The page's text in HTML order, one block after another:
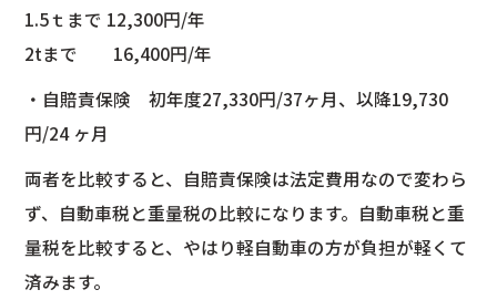
1.5ｔまで 12,300円/年
2tまで 16,400円/年
・自賠責保険 初年度27,330円/37ヶ月、以降19,730
円/24 ヶ月
両者を比較すると、自賠責保険は法定費用なので変わら
ず、自動車税と重量税の比較になります。自動車税と重
量税を比較すると、やはり軽自動車の方が負担が軽くて
済みます。